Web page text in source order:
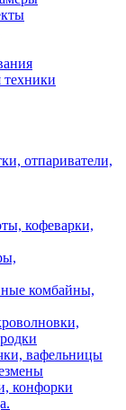
техники
отпариватели,
кофеварки,
комбайны,
вафельницы
конфорки